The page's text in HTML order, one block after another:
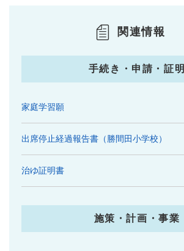
関連情報
手続き・申請・証明
家庭学習願
出席停止経過報告書（勝間田小学校）
治ゆ証明書
施策・計画・事業